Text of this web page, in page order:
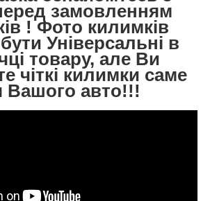
замовленням
! Фото килимків
Універсальні в
товару, але Ви
чіткі килимки саме
Вашого авто!!!